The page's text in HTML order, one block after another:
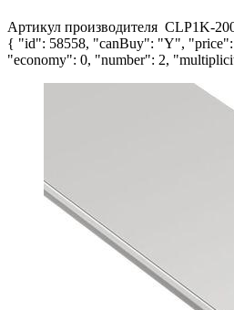
Артикул производителя CLP1K-
{ "id": 58558, "canBuy": "Y", "price":
"economy": 0, "number": 2,